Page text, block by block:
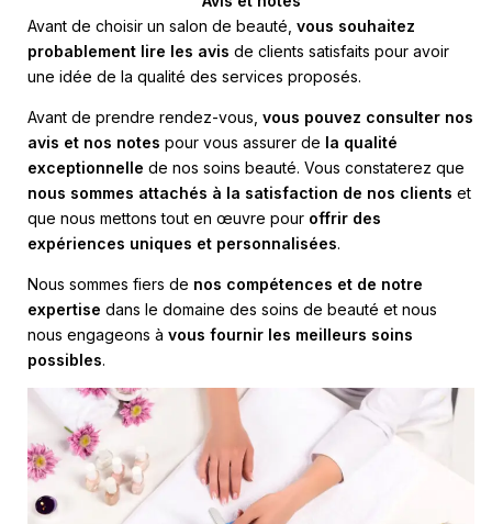
Avant de choisir un salon de beauté, vous souhaitez
probablement lire les avis de clients satisfaits pour avoir
une idée de la qualité des services proposés.
Avant de prendre rendez-vous, vous pouvez consulter nos
avis et nos notes pour vous assurer de la qualité
exceptionnelle de nos soins beauté. Vous constaterez que
nous sommes attachés à la satisfaction de nos clients et
que nous mettons tout en œuvre pour offrir des
expériences uniques et personnalisées.
Nous sommes fiers de nos compétences et de notre
expertise dans le domaine des soins de beauté et nous
nous engageons à vous fournir les meilleurs soins
possibles.